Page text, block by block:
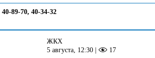
40-89-70, 40-34-32
ЖКХ
5 августа, 12:30 | 17